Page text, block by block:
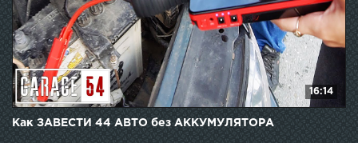
16:14
Как ЗАВЕСТИ 44 АВТО без АККУМУЛЯТОРА